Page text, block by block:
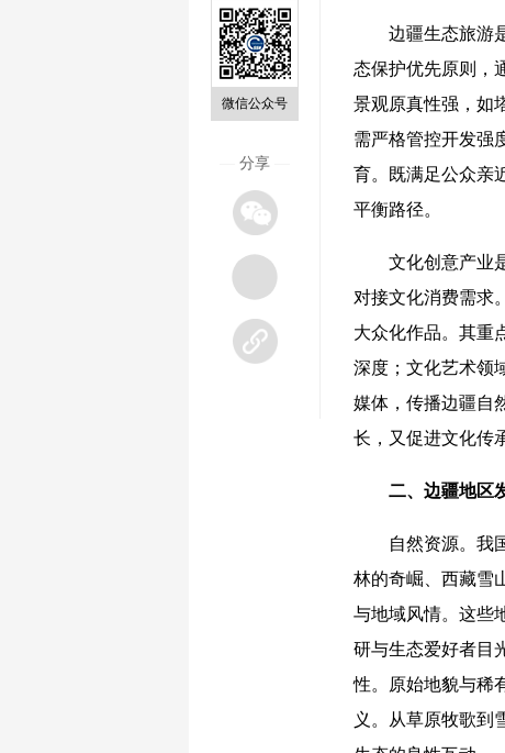
微信公众号
分享
边疆生态旅游是
态保护优先原则，
景观原真性强，如
需严格管控开发强
育。既满足公众亲
平衡路径。
文化创意产业是
对接文化消费需求
大众化作品。其重
深度；文化艺术领
媒体，传播边疆自
长，又促进文化传
二、边疆地区
自然资源。我国
林的奇崛、西藏雪
与地域风情。这些
研与生态爱好者目
性。原始地貌与稀
义。从草原牧歌到